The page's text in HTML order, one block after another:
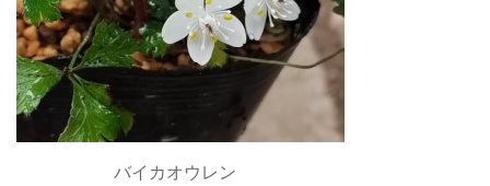
バイカオウレン